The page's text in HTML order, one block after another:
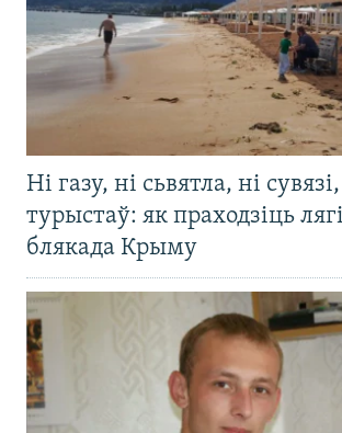
Ні газу, ні сьвятла, ні
турыстаў: як праходзіць
блякада Крыму